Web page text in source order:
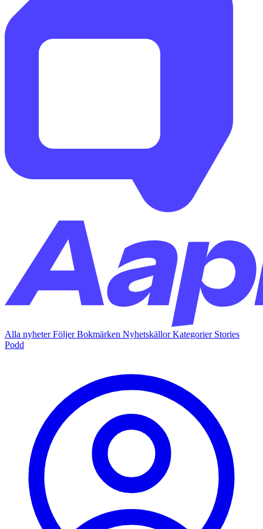
Alla nyheterFöljerBokmärken NyhetskällorKategorier Stories
Podd